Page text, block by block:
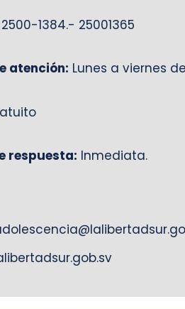
2500-1384.- 25001365
atención: Lunes a viernes
respuesta: Inmediata.